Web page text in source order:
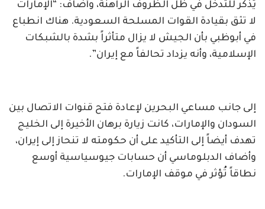
يُذكر للتدخل في ظل الظروف الراهنة، وأضاف: “الإمارات
لا تثق بقيادة القوات المسلحة السعودية. هناك انطباع
في أبوظبي بأن الجيش لا يزال متأثراً بشدة بالشبكات
الإسلامية، وأنه يزداد تحالفاً مع إيران”.
إلى جانب مساعي البحرين لإعادة فتح قنوات الاتصال بين
السودان والإمارات، كانت زيارة برهان الأخيرة إلى الخليج
تهدف أيضاً إلى التأكيد على أن حكومته لا تنحاز إلى إيران،
وأضاف الدبلوماسي أن حسابات جيوسياسية أوسع
نطاقاً تُؤثر في موقف الإمارات.